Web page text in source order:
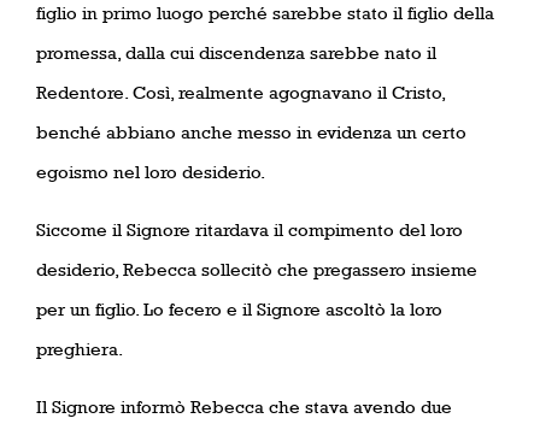
figlio in primo luogo perché sarebbe stato il figlio della
promessa, dalla cui discendenza sarebbe nato il
Redentore. Così, realmente agognavano il Cristo,
benché abbiano anche messo in evidenza un certo
egoismo nel loro desiderio.
Siccome il Signore ritardava il compimento del loro
desiderio, Rebecca sollecitò che pregassero insieme
per un figlio. Lo fecero e il Signore ascoltò la loro
preghiera.
Il Signore informò Rebecca che stava avendo due